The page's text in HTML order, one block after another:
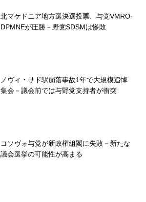
北マケドニア地方選決選投票、与党VMRO-
DPMNEが圧勝－野党SDSMは惨敗
ノヴィ・サド駅崩落事故1年で大規模追悼
集会－議会前では与野党支持者が衝突
コソヴォ与党が新政権組閣に失敗－新たな
議会選挙の可能性が高まる